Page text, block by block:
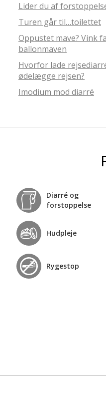
Lider du af
Turen går til…toilettet
Oppustet mave? Vink
ballonmaven
Hvorfor lade
ødelægge rejsen?
Imodium mod diarré
Diarré og
forstoppelse
Hudpleje
Rygestop